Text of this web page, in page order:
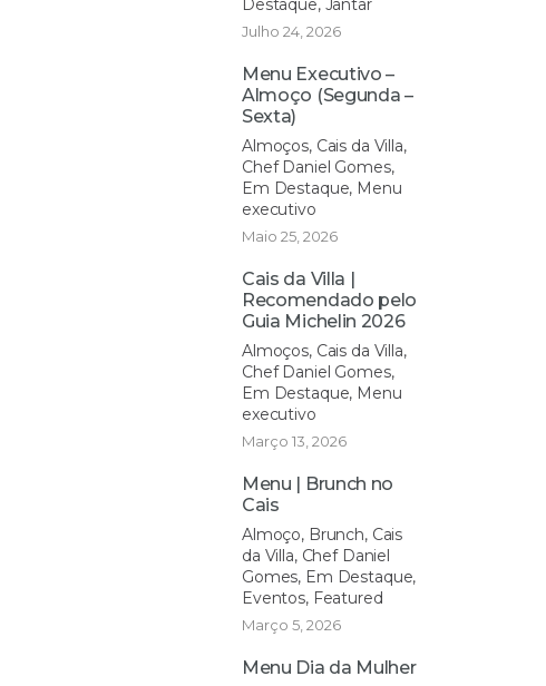
Destaque, Jantar
Julho 24, 2026
Menu Executivo –
Almoço (Segunda –
Sexta)
Almoços, Cais da Villa,
Chef Daniel Gomes,
Em Destaque, Menu
executivo
Maio 25, 2026
Cais da Villa |
Recomendado pelo
Guia Michelin 2026
Almoços, Cais da Villa,
Chef Daniel Gomes,
Em Destaque, Menu
executivo
Março 13, 2026
Menu | Brunch no
Cais
Almoço, Brunch, Cais
da Villa, Chef Daniel
Gomes, Em Destaque,
Eventos, Featured
Março 5, 2026
Menu Dia da Mulher